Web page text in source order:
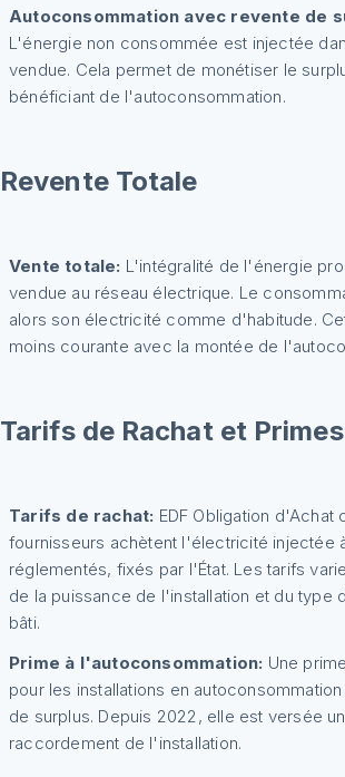
Autoconsommation avec revente de
L'énergie non consommée est injectée
vendue. Cela permet de monétiser le
bénéficiant de l'autoconsommation.
Revente Totale
Vente totale: L'intégralité de l'énergie
vendue au réseau électrique. Le
alors son électricité comme d'habitude.
moins courante avec la montée de
Tarifs de Rachat et Primes
Tarifs de rachat: EDF Obligation d'Achat
fournisseurs achètent l'électricité injectée
réglementés, fixés par l'État. Les tarifs
de la puissance de l'installation et du type
bâti.
Prime à l'autoconsommation: Une
pour les installations en
de surplus. Depuis 2022, elle est versée
raccordement de l'installation.